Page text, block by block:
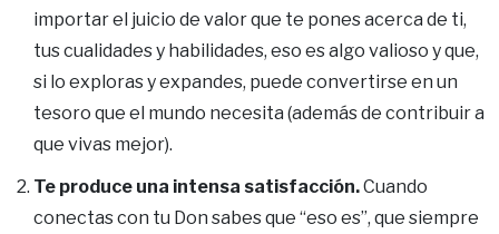
importar el juicio de valor que te pones acerca de ti,
tus cualidades y habilidades, eso es algo valioso y que,
si lo exploras y expandes, puede convertirse en un
tesoro que el mundo necesita (además de contribuir a
que vivas mejor).
Te produce una intensa satisfacción.Cuando
conectas con tu Don sabes que “eso es”, que siempre